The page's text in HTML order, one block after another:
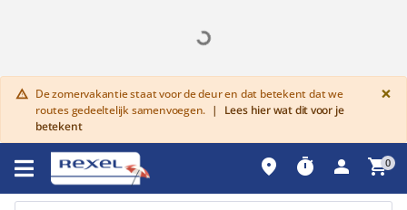
warning De zomervakantie staat voor de deur en dat betekent dat we
routes gedeeltelijk samenvoegen. |
Lees hier wat dit voor je
betekent
×
place timer person shopping_cart0